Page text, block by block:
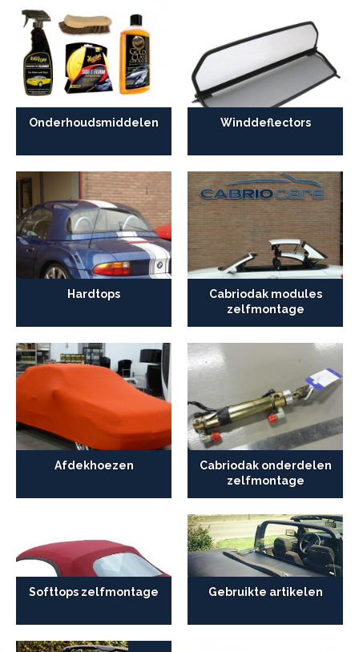
Onderhoudsmiddelen Winddeflectors
Hardtops
Cabriodak modules
zelfmontage
Afdekhoezen
Cabriodak onderdelen
zelfmontage
Softtops zelfmontage Gebruikte artikelen